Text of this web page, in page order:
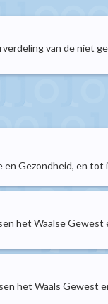
van de niet
Gezondheid, en tot
het Waalse
het Waals Gewest